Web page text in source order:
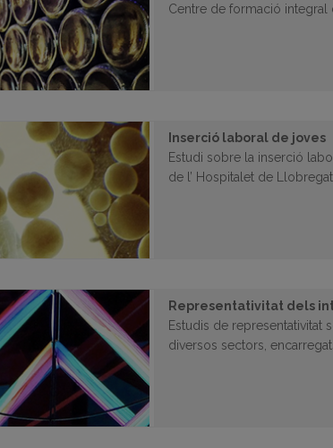
Centre de formació integral
Inserció laboral de joves
Estudi sobre la inserció
de l’ Hospitalet de Llobregat
Representativitat dels
Estudis de representativitat
diversos sectors,